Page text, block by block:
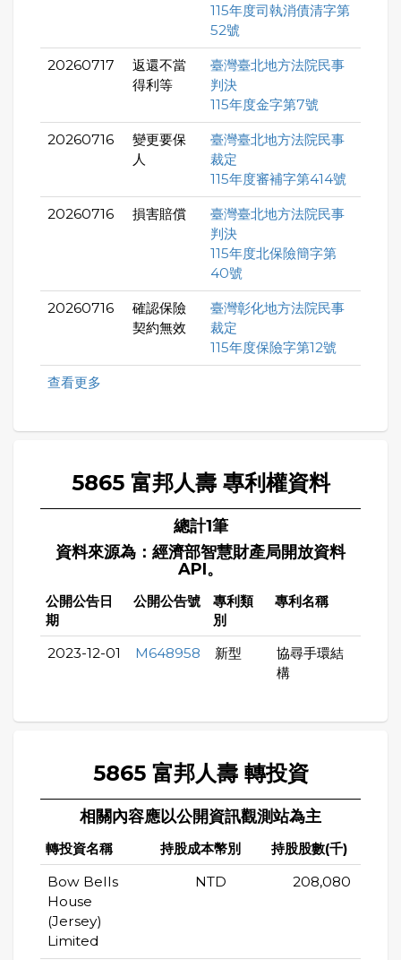
115年度司執消債清字第
52號
20260717
返還不當
得利等
臺灣臺北地方法院民事
判決
115年度金字第7號
20260716
變更要保
人
臺灣臺北地方法院民事
裁定
115年度審補字第414號
20260716 損害賠償
臺灣臺北地方法院民事
判決
115年度北保險簡字第
40號
20260716
確認保險
契約無效
臺灣彰化地方法院民事
裁定
115年度保險字第12號
查看更多
5865 富邦人壽 專利權資料
總計1筆
資料來源為：經濟部智慧財產局開放資料
API。
公開公告日
期
公開公告號
專利類
別
專利名稱
2023-12-01 M648958 新型
協尋手環結
構
5865 富邦人壽 轉投資
相關內容應以公開資訊觀測站為主
轉投資名稱 持股成本幣別 持股股數(千)
Bow Bells
House
(Jersey)
Limited
NTD 208,080